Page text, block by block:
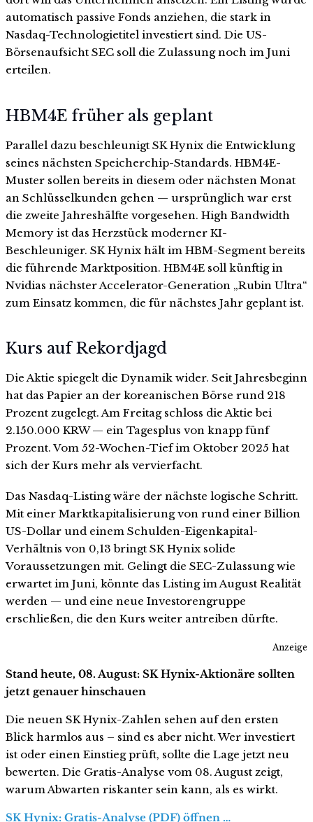
automatisch passive Fonds anziehen, die stark in
Nasdaq-Technologietitel investiert sind. Die US-
Börsenaufsicht SEC soll die Zulassung noch im Juni
erteilen.
HBM4E früher als geplant
Parallel dazu beschleunigt SK Hynix die Entwicklung
seines nächsten Speicherchip-Standards. HBM4E-
Muster sollen bereits in diesem oder nächsten Monat
an Schlüsselkunden gehen — ursprünglich war erst
die zweite Jahreshälfte vorgesehen. High Bandwidth
Memory ist das Herzstück moderner KI-
Beschleuniger. SK Hynix hält im HBM-Segment bereits
die führende Marktposition. HBM4E soll künftig in
Nvidias nächster Accelerator-Generation „Rubin Ultra“
zum Einsatz kommen, die für nächstes Jahr geplant ist.
Kurs auf Rekordjagd
Die Aktie spiegelt die Dynamik wider. Seit Jahresbeginn
hat das Papier an der koreanischen Börse rund 218
Prozent zugelegt. Am Freitag schloss die Aktie bei
2.150.000 KRW — ein Tagesplus von knapp fünf
Prozent. Vom 52-Wochen-Tief im Oktober 2025 hat
sich der Kurs mehr als vervierfacht.
Das Nasdaq-Listing wäre der nächste logische Schritt.
Mit einer Marktkapitalisierung von rund einer Billion
US-Dollar und einem Schulden-Eigenkapital-
Verhältnis von 0,13 bringt SK Hynix solide
Voraussetzungen mit. Gelingt die SEC-Zulassung wie
erwartet im Juni, könnte das Listing im August Realität
werden — und eine neue Investorengruppe
erschließen, die den Kurs weiter antreiben dürfte.
Anzeige
Stand heute, 08. August: SK Hynix-Aktionäre sollten
jetzt genauer hinschauen
Die neuen SK Hynix-Zahlen sehen auf den ersten
Blick harmlos aus – sind es aber nicht. Wer investiert
ist oder einen Einstieg prüft, sollte die Lage jetzt neu
bewerten. Die Gratis-Analyse vom 08. August zeigt,
warum Abwarten riskanter sein kann, als es wirkt.
SK Hynix: Gratis-Analyse (PDF) öffnen …